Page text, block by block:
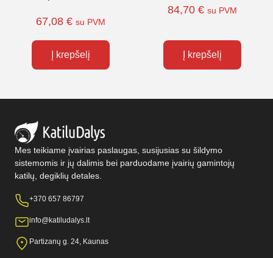
67,08 € su PVM
Į krepšelį
84,70 € su PVM
Į krepšelį
Mes teikiame įvairias paslaugas, susijusias su šildymo
sistemomis ir jų dalimis bei parduodame įvairių gamintojų
katilų, degiklių detales.
+370 657 86797
info@katiludalys.lt
Partizanų g. 24, Kaunas